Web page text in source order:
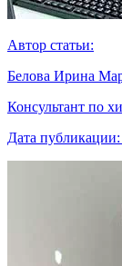
Автор статьи:
Белова Ирина
Консультант по
Дата публикации: